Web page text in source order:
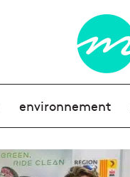
environnement